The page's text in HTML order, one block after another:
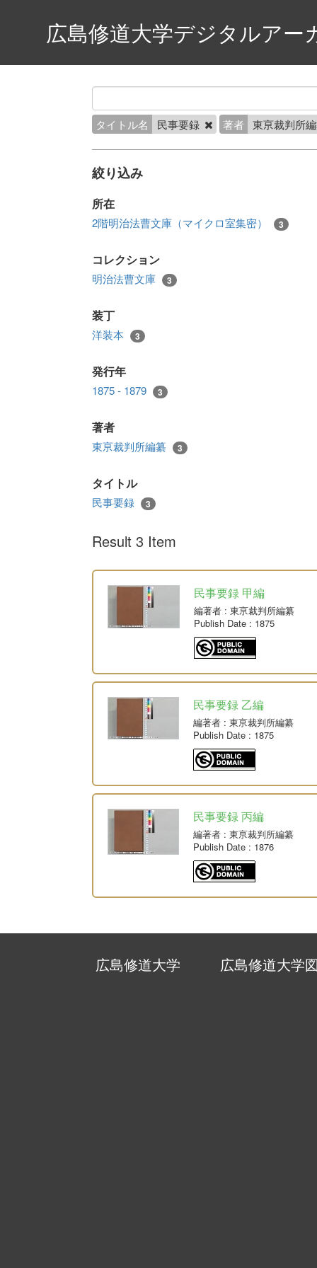
広島修道大学デジタルアー
タイトル名 民事要録 著者 東亰裁判所
絞り込み
所在
2階明治法曹文庫（マイクロ室集密） 3
コレクション
明治法曹文庫 3
装丁
洋装本 3
発行年
1875 - 1879 3
著者
東亰裁判所編纂 3
タイトル
民事要録 3
Result 3 Item
民事要録 甲編
編著者 : 東亰裁判所編纂
Publish Date : 1875
民事要録 乙編
編著者 : 東亰裁判所編纂
Publish Date : 1875
民事要録 丙編
編著者 : 東亰裁判所編纂
Publish Date : 1876
広島修道大学 広島修道大学